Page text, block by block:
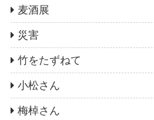
麦酒展
災害
竹をたずねて
小松さん
梅棹さん